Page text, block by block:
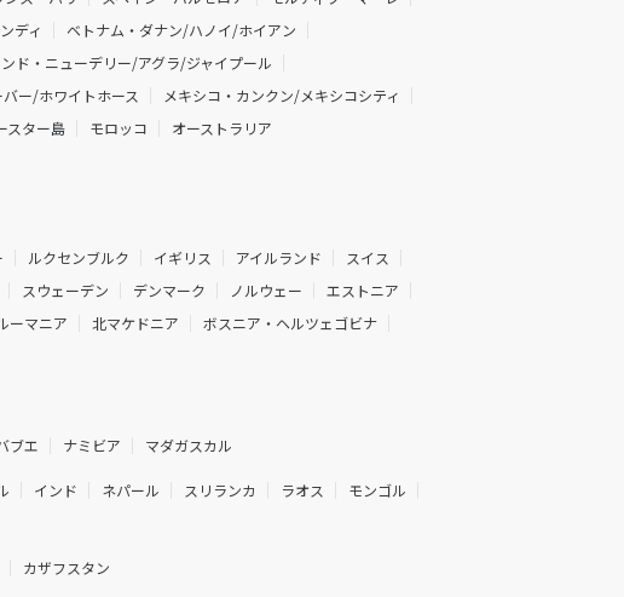
ディ
ベトナム・ダナン/ハノイ/ホイアン
ド・ニューデリー/アグラ/ジャイプール
ー/ホワイトホース
メキシコ・カンクン/メキシコシティ
スター島 モロッコ オーストラリア
ルクセンブルク イギリス アイルランド
スイス
スウェーデン デンマーク ノルウェー
エストニア
ーマニア 北マケドニア
ボスニア・ヘルツェゴビナ
ブエ ナミビア マダガスカル
インド ネパール スリランカ ラオス
モンゴル
カザフスタン